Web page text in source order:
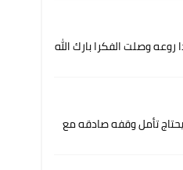
روعه وصلت الفكرا بارك الله
تأمل وقفه صادقه مع